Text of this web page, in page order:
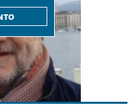
Sociale 2021
e sostenibilità